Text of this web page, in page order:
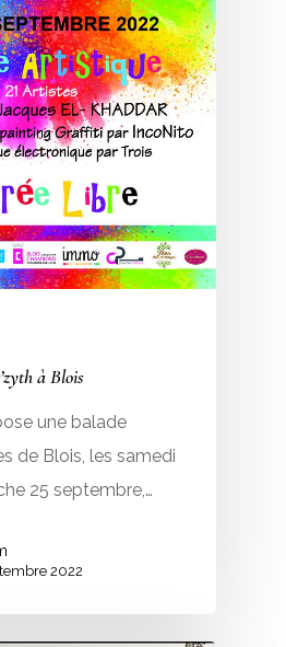
à Blois
une balade
de Blois, les samedi
25 septembre,…
2022